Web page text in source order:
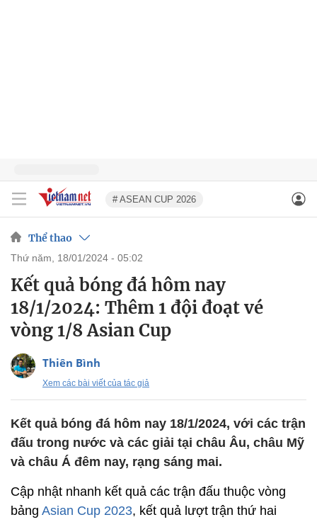
# ASEAN CUP 2026
Thể thao
thứ năm, 18/01/2024 - 05:02
Kết quả bóng đá hôm nay
18/1/2024: Thêm 1 đội đoạt vé
vòng 1/8 Asian Cup
Thiên Bình
Xem các bài viết của tác giả
Kết quả bóng đá hôm nay 18/1/2024, với các trận
đấu trong nước và các giải tại châu Âu, châu Mỹ
và châu Á đêm nay, rạng sáng mai.
Cập nhật nhanh kết quả các trận đấu thuộc vòng
bảng Asian Cup 2023, kết quả lượt trận thứ hai